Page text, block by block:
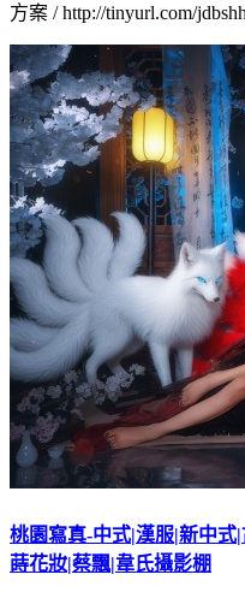
方案 / http://tinyurl.com/
桃園寫真-中式|漢服|新中式
蒔花妝|蔡飄|韋氏攝影棚